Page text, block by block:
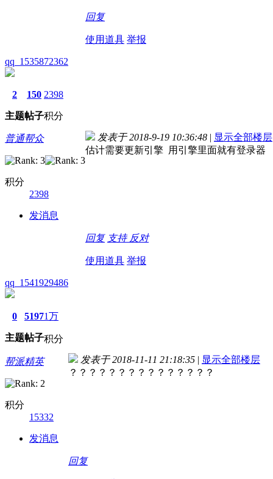
回复
使用道具 举报
qq_1535872362
2
主题
150
帖子
2398
积分
普通帮众
积分
2398
发消息
发表于 2018-9-19 10:36:48 | 显示全部楼层
估计需要更新引擎 用引擎里面就有登录器
回复 支持 反对
使用道具 举报
qq_1541929486
0
主题
5197
帖子
1万
积分
帮派精英
积分
15332
发消息
发表于 2018-11-11 21:18:35 | 显示全部楼层
？？？？？？？？？？？？？？？
回复